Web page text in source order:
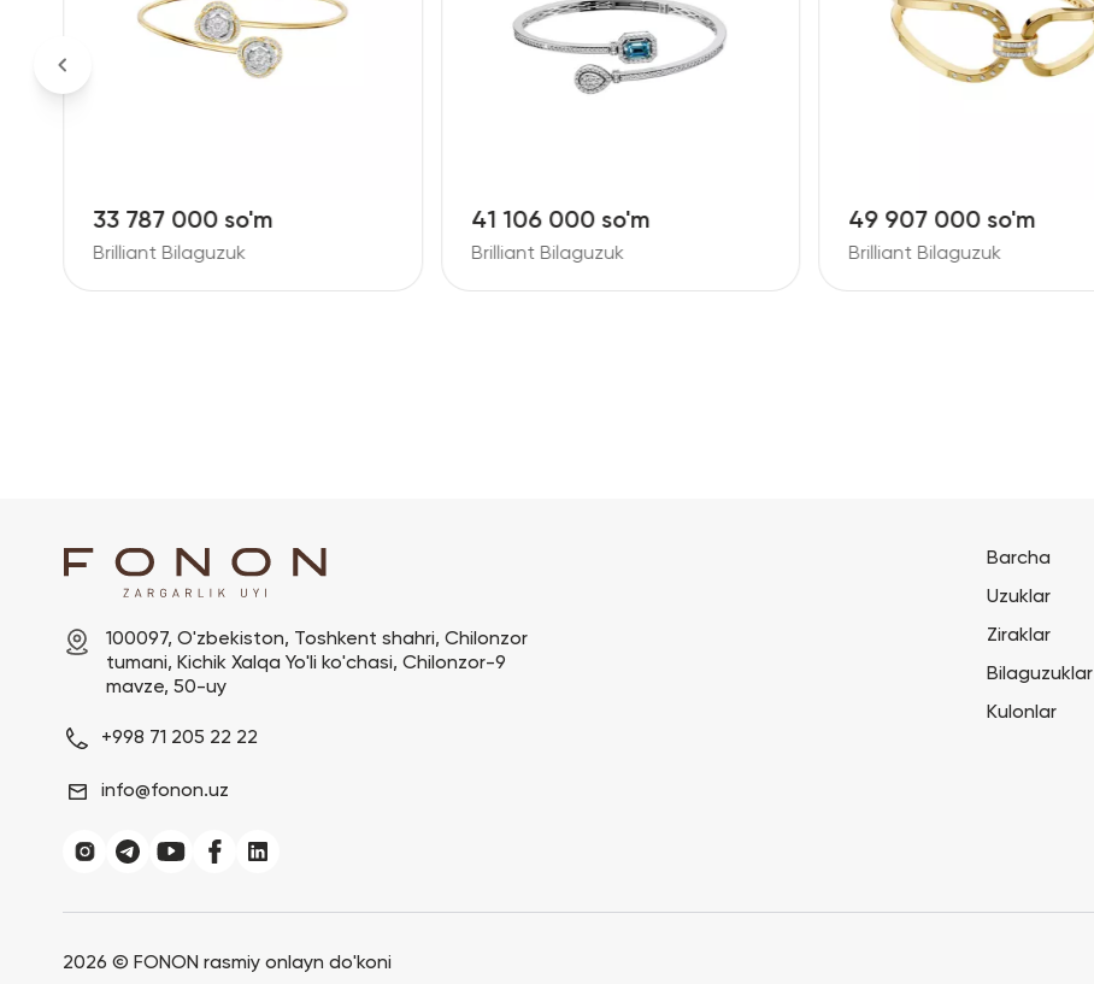
33 787 000 so'm
Brilliant Bilaguzuk
41 106 000 so'm
Brilliant Bilaguzuk
49 907 000 so'm
Brilliant Bilaguzuk
100097, O'zbekiston, Toshkent shahri, Chilonzor
tumani, Kichik Xalqa Yo'li ko'chasi, Chilonzor-9
mavze, 50-uy
+998 71 205 22 22
info@fonon.uz
Barcha
Uzuklar
Ziraklar
Bilaguzuklar
Kulonlar
2026 © FONON rasmiy onlayn do'koni